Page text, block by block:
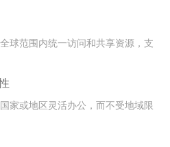
球范围内统一访问和共享资源，支
家或地区灵活办公，而不受地域限